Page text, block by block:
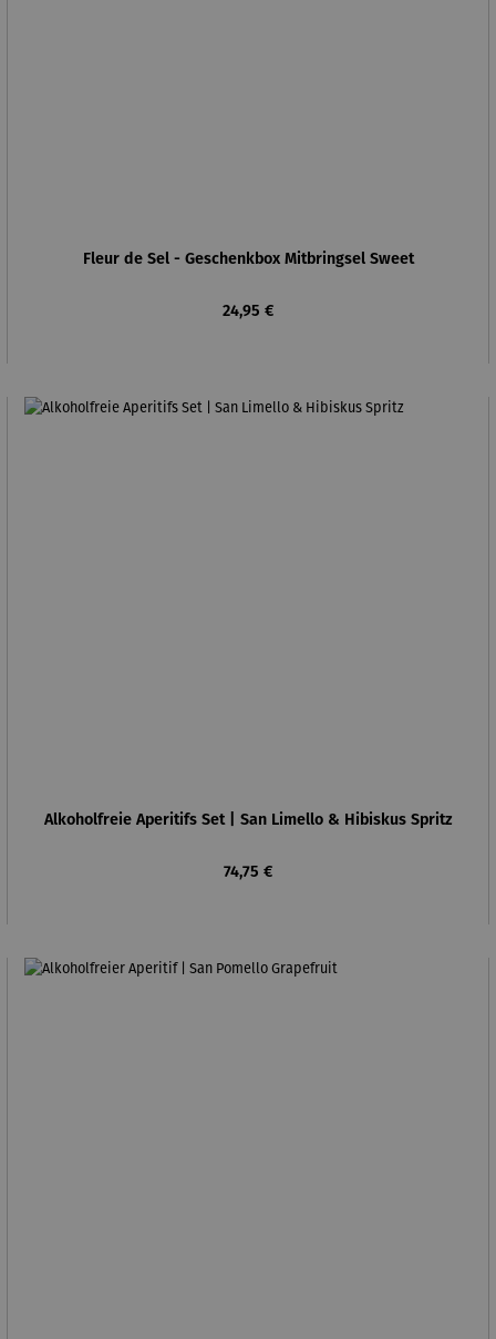
Fleur de Sel - Geschenkbox Mitbringsel Sweet
Regulärer Preis:
24,95 €
Alkoholfreie Aperitifs Set | San Limello & Hibiskus Spritz
Regulärer Preis:
74,75 €